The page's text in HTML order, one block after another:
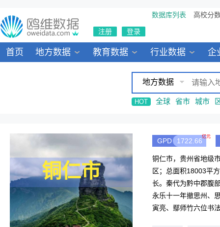
数据库列表 高校分
注册 登录
首页 地方数据 教育数据 行业数据 企
地方数据
HOT 全球 省市 城市
铜仁市
GPD 1722.66
亿元
铜仁市，贵州省地级
区；总面积18003平
长。秦代为黔中郡腹
永乐十一年撤思州、
寅亮、鄢师竹六位书